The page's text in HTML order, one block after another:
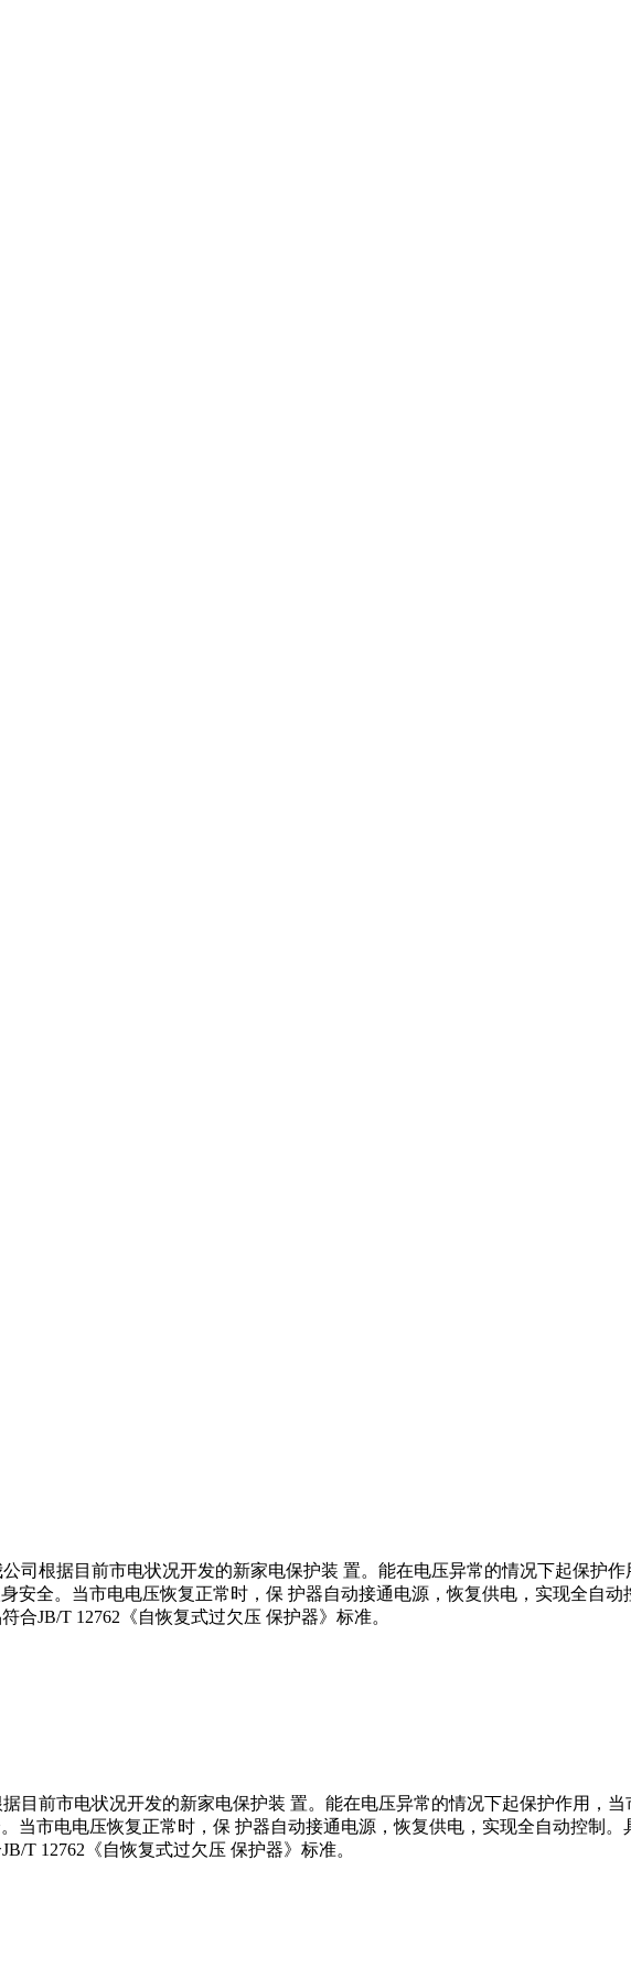
司根据⽬前市电状况开发的新家电保护装 置。能在电压异常的情况下起保护
安全。当市电电压恢复正常时，保 护器⾃动接通电源，恢复供电，实现全⾃
合JB/T 12762《⾃恢复式过⽋压 保护器》标准。
⽬前市电状况开发的新家电保护装 置。能在电压异常的情况下起保护作⽤，
当市电电压恢复正常时，保 护器⾃动接通电源，恢复供电，实现全⾃动控制
T 12762《⾃恢复式过⽋压 保护器》标准。